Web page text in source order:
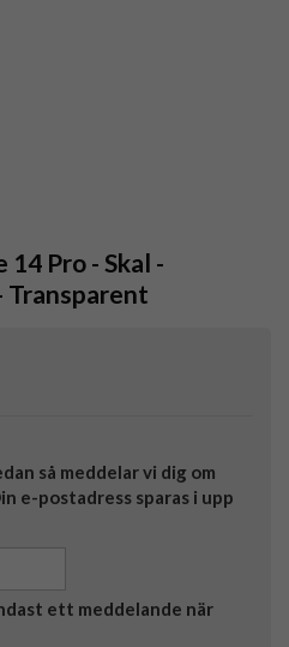
14 Pro - Skal -
Transparent
så meddelar vi dig om
e-postadress sparas i upp
ett meddelande när